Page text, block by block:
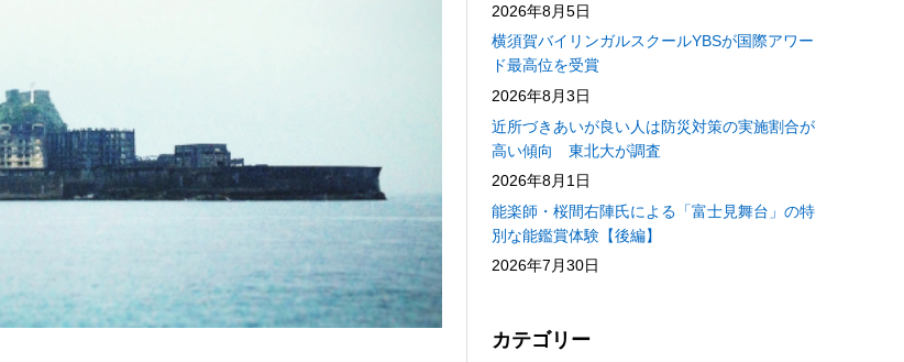
2026年8月5日
横須賀バイリンガルスクールYBSが国際アワー
ド最高位を受賞
2026年8月3日
近所づきあいが良い人は防災対策の実施割合が
高い傾向 東北大が調査
2026年8月1日
能楽師・桜間右陣氏による「富士見舞台」の特
別な能鑑賞体験【後編】
2026年7月30日
カテゴリー